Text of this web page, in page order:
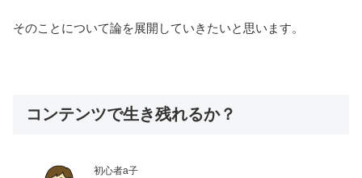
そのことについて論を展開していきたいと思います。
コンテンツで生き残れるか？
初心者a子